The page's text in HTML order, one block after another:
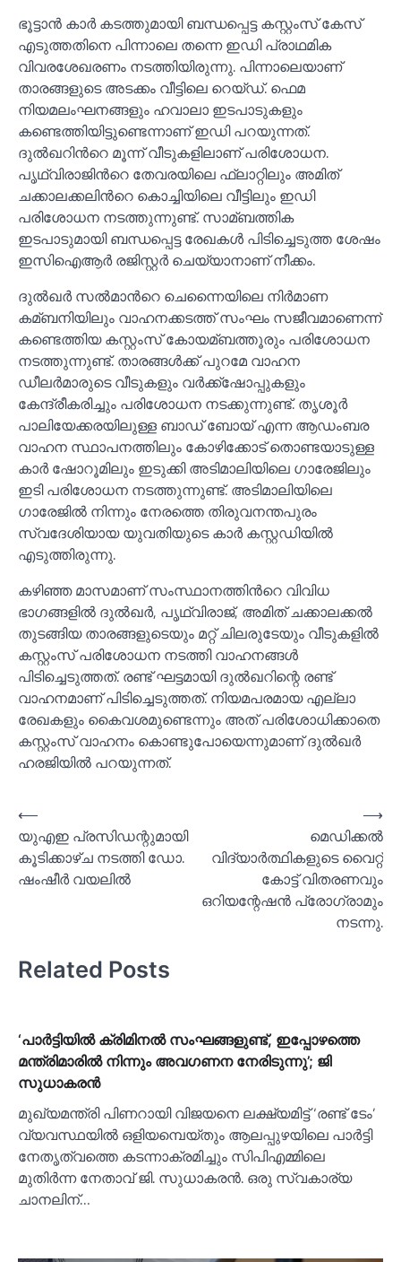
ഭൂട്ടാൻ കാർ കടത്തുമായി ബന്ധപ്പെട്ട കസ്റ്റംസ് കേസ്
എടുത്തതിനെ പിന്നാലെ തന്നെ ഇഡി പ്രാഥമിക
വിവരശേഖരണം നടത്തിയിരുന്നു. പിന്നാലെയാണ്
താരങ്ങളുടെ അടക്കം വീട്ടിലെ റെയ്ഡ്. ഫെമ
നിയമലംഘനങ്ങളും ഹവാലാ ഇടപാടുകളും
കണ്ടെത്തിയിട്ടുണ്ടെന്നാണ് ഇഡി പറയുന്നത്.
ദുല്‍ഖറിൻറെ മൂന്ന് വീടുകളിലാണ് പരിശോധന.
പൃഥ്വിരാജിൻറെ തേവരയിലെ ഫ്‌ലാറ്റിലും അമിത്
ചക്കാലക്കലിൻറെ കൊച്ചിയിലെ വീട്ടിലും ഇഡി
പരിശോധന നടത്തുന്നുണ്ട്. സാമ്ബത്തിക
ഇടപാടുമായി ബന്ധപ്പെട്ട രേഖകള്‍ പിടിച്ചെടുത്ത ശേഷം
ഇസിഐആർ രജിസ്റ്റർ ചെയ്യാനാണ് നീക്കം.
ദുല്‍ഖർ സല്‍മാൻറെ ചെന്നൈയിലെ നിർമാണ
കമ്ബനിയിലും വാഹനക്കടത്ത് സംഘം സജീവമാണെന്ന്
കണ്ടെത്തിയ കസ്റ്റംസ് കോയമ്ബത്തൂരും പരിശോധന
നടത്തുന്നുണ്ട്. താരങ്ങള്‍ക്ക് പുറമേ വാഹന
ഡീലർമാരുടെ വീടുകളും വർക്ക്‌ഷോപ്പുകളും
കേന്ദ്രീകരിച്ചും പരിശോധന നടക്കുന്നുണ്ട്. തൃശൂർ
പാലിയേക്കരയിലുള്ള ബാഡ് ബോയ് എന്ന ആഡംബര
വാഹന സ്ഥാപനത്തിലും കോഴിക്കോട് തൊണ്ടയാടുള്ള
കാർ ഷോറൂമിലും ഇടുക്കി അടിമാലിയിലെ ഗാരേജിലും
ഇടി പരിശോധന നടത്തുന്നുണ്ട്. അടിമാലിയിലെ
ഗാരേജില്‍ നിന്നും നേരത്തെ തിരുവനന്തപുരം
സ്വദേശിയായ യുവതിയുടെ കാർ കസ്റ്റഡിയില്‍
എടുത്തിരുന്നു.
കഴിഞ്ഞ മാസമാണ് സംസ്ഥാനത്തിൻറെ വിവിധ
ഭാഗങ്ങളില്‍ ദുല്‍ഖർ, പൃഥ്വിരാജ്, അമിത് ചക്കാലക്കല്‍
തുടങ്ങിയ താരങ്ങളുടെയും മറ്റ് ചിലരുടേയും വീടുകളില്‍
കസ്റ്റംസ് പരിശോധന നടത്തി വാഹനങ്ങള്‍
പിടിച്ചെടുത്തത്. രണ്ട് ഘട്ടമായി ദുല്‍ഖറിന്റെ രണ്ട്
വാഹനമാണ് പിടിച്ചെടുത്തത്. നിയമപരമായ എല്ലാ
രേഖകളും കൈവശമുണ്ടെന്നും അത് പരിശോധിക്കാതെ
കസ്റ്റംസ് വാഹനം കൊണ്ടുപോയെന്നുമാണ് ദുല്‍ഖർ
ഹരജിയില്‍ പറയുന്നത്.
Post
navigation
⟵
യുഎഇ പ്രസിഡന്റുമായി
കൂടിക്കാഴ്ച നടത്തി ഡോ.
ഷംഷീര്‍ വയലില്‍
മെഡിക്കൽ
വിദ്യാർത്ഥികളുടെ വൈറ്റ്
കോട്ട് വിതരണവും
ഒറിയന്റേഷൻ പ്രോഗ്രാമും
നടന്നു.
⟶
Related Posts
‘പാര്‍ട്ടിയില്‍ ക്രിമിനല്‍ സംഘങ്ങളുണ്ട്, ഇപ്പോഴത്തെ
മന്ത്രിമാരില്‍ നിന്നും അവഗണന നേരിടുന്നു’; ജി
സുധാകരൻ
മുഖ്യമന്ത്രി പിണറായി വിജയനെ ലക്ഷ്യമിട്ട് ‘രണ്ട് ടേം’
വ്യവസ്ഥയില്‍ ഒളിയമ്പെയ്തും ആലപ്പുഴയിലെ പാർട്ടി
നേതൃത്വത്തെ കടന്നാക്രമിച്ചും സിപിഎമ്മിലെ
മുതിർന്ന നേതാവ് ജി. സുധാകരൻ. ഒരു സ്വകാര്യ
ചാനലിന്…